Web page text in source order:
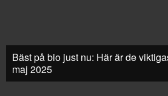
Bäst på bio just nu: Här är de
maj 2025